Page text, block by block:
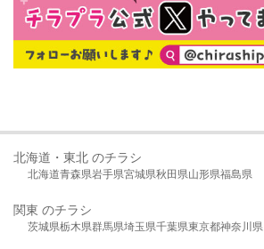
北海道・東北 のチラシ
北海道青森県岩手県宮城県秋田県山形県福島県
関東 のチラシ
茨城県栃木県群馬県埼玉県千葉県東京都神奈川県